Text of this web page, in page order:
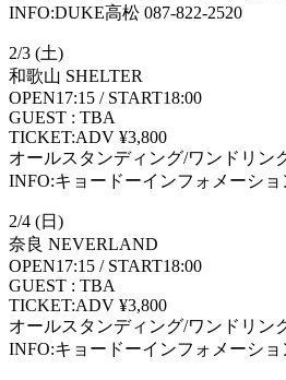
INFO:DUKE高松 087-822-2520
2/3 (土)
和歌山 SHELTER
OPEN17:15 / START18:00
GUEST : TBA
TICKET:ADV ¥3,800
オールスタンディング/ワンドリン
INFO:キョードーインフォメーショ
2/4 (日)
奈良 NEVERLAND
OPEN17:15 / START18:00
GUEST : TBA
TICKET:ADV ¥3,800
オールスタンディング/ワンドリン
INFO:キョードーインフォメーショ